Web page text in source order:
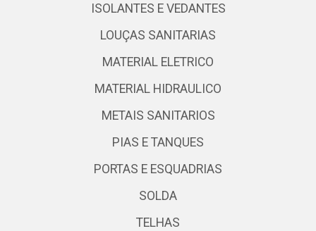
ISOLANTES E VEDANTES
LOUÇAS SANITARIAS
MATERIAL ELETRICO
MATERIAL HIDRAULICO
METAIS SANITARIOS
PIAS E TANQUES
PORTAS E ESQUADRIAS
SOLDA
TELHAS